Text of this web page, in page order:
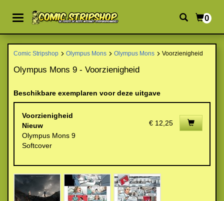
0
Comic Stripshop Olympus Mons Olympus Mons Voorzienigheid
Olympus Mons 9 - Voorzienigheid
Beschikbare exemplaren voor deze uitgave
Voorzienigheid
Nieuw
Olympus Mons 9
Softcover
€ 12,25